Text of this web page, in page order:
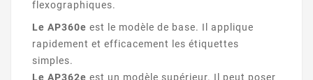
flexographiques.
Le AP360e est le modèle de base. Il applique
rapidement et efficacement les étiquettes
simples.
Le AP362e est un modèle supérieur. Il peut poser